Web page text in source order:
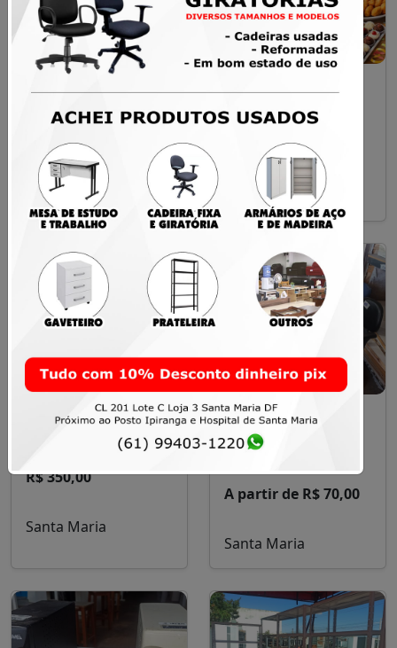
Moldura de Madeira
R$ 40,00
Santa Maria
R$ 299,00
Santa Maria
Prateleira de Aço
Reforçada 2m x 92cm
– Excelente Estado
R$ 350,00
Santa Maria
Cadeiras fixas e
giratórias diversas
para estudo ou
A partir de R$ 70,00
Santa Maria